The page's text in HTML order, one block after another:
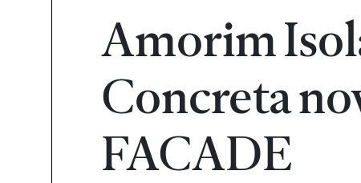
Amorim
Concreta
FACADE